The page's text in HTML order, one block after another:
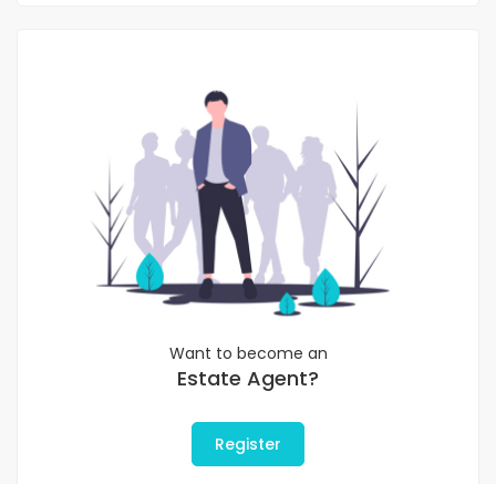
Want to become an
Estate Agent?
Register